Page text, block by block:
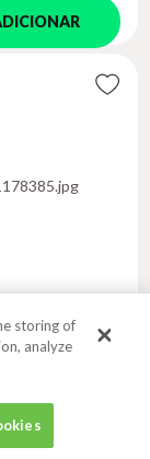
A
storing of
analyze